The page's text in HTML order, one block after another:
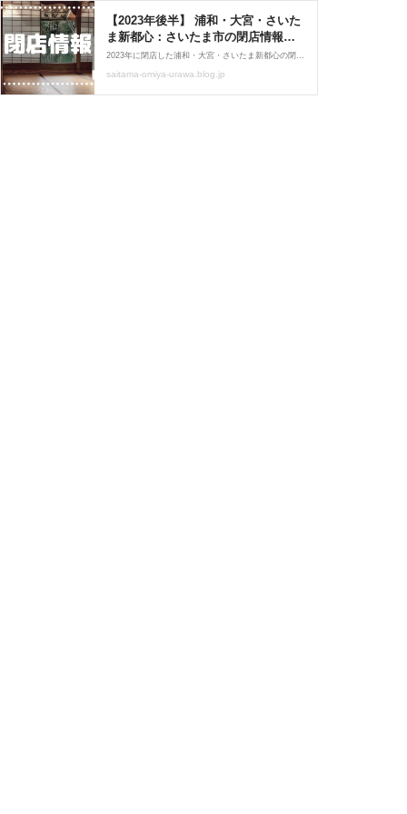
【2023年後半】 浦和・大宮・さいた
ま新都心：さいたま市の閉店情報ま
とめ【8月～12月まで】 : さいたま浦
和大宮グルメなび(浦和URA日記)
2023年に閉店した浦和・大宮・さいたま新都心の閉店情報をまとめました閉店店舗の確認用に。あの日あのときお店があったことを忘れないように記録しておきます。■目次 ▶8月 ▶9月 ▶10月 ▶11月 ▶12月▼2023年前半 閉店まとめ ▼2022年前半 閉店まとめ ▼2021年 1月
saitama-omiya-urawa.blog.jp